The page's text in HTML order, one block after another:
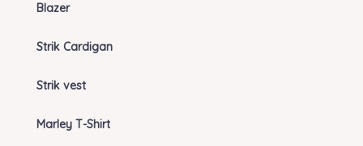
Blazer
Strik Cardigan
Strik vest
Marley T-Shirt